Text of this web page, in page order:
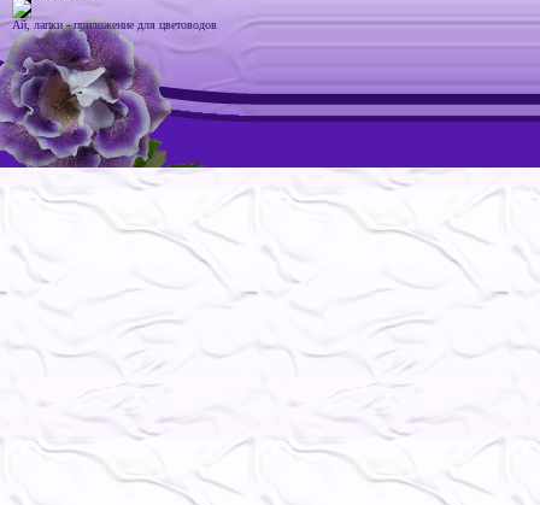
Ай, лапки - приложение для цветоводов